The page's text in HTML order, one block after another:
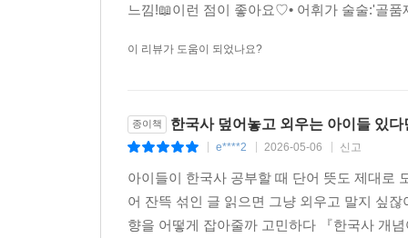
느낌!📖이런 점이 좋아요♡• 어휘가 술술:'골
이 리뷰가 도움이 되었나요?
종이책 한국사 덮어놓고 외우는 아이들 있
e****2 2026-05-06 신고
아이들이 한국사 공부할 때 단어 뜻도 제대로
어 잔뜩 섞인 글 읽으면 그냥 외우고 말지 싶
향을 어떻게 잡아줄까 고민하다 『한국사 개